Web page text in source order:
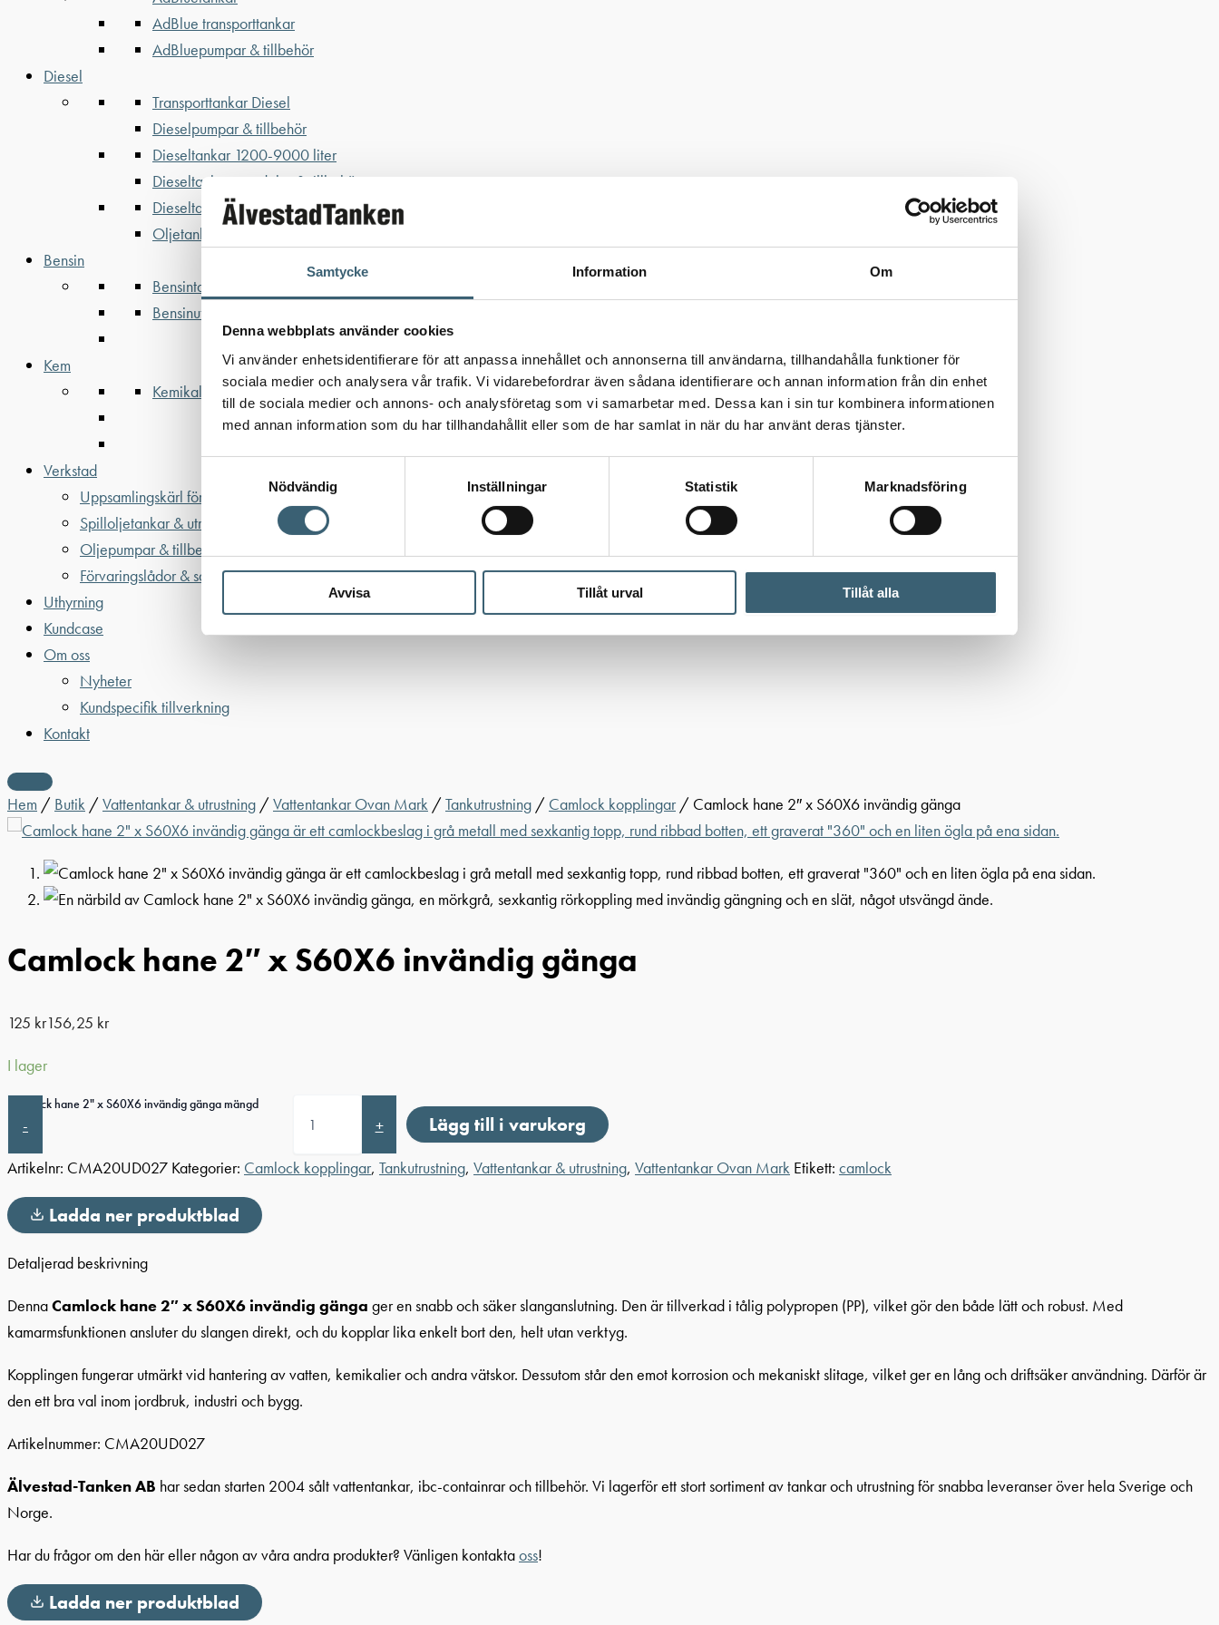
Samtycke Information Om
Denna webbplats använder cookies
Vi använder enhetsidentifierare för att anpassa innehållet och annonserna till användarna, tillhandahålla funktioner för
sociala medier och analysera vår trafik. Vi vidarebefordrar även sådana identifierare och annan information från din enhet
till de sociala medier och annons- och analysföretag som vi samarbetar med. Dessa kan i sin tur kombinera informationen
med annan information som du har tillhandahållit eller som de har samlat in när du har använt deras tjänster.
Nödvändig
Inställningar Statistik Marknadsföring
Avvisa Tillåt urval Tillåt alla
AdBlue transporttankar
AdBluepumpar & tillbehör
Diesel
Transporttankar Diesel
Dieselpumpar & tillbehör
Dieseltankar 1200-9000 liter
Dieseltank reservdelar & tillbehör
Dieseltankar ADR 500-3000 liter
Oljetankar 200-9000 liter
Bensin
Bensintankar
Bensinutrustning
Kem
Kemikalietankar
Verkstad
Uppsamlingskärl för fat & IBC
Spilloljetankar & utrustning
Oljepumpar & tillbehör
Förvaringslådor & sandlådor
Uthyrning
Kundcase
Om oss
Nyheter
Kundspecifik tillverkning
Kontakt
Hem / Butik /Vattentankar & utrustning /Vattentankar Ovan Mark /Tankutrustning / Camlock kopplingar/ Camlock hane 2″ x S60X6 invändig gänga
Camlock hane 2″ x S60X6 invändig gänga
125 kr156,25 kr
I lager
-
Camlock hane 2" x S60X6 invändig gänga mängd
+ Lägg till i varukorg
Artikelnr: CMA20UD027 Kategorier: Camlock kopplingar, Tankutrustning, Vattentankar & utrustning, Vattentankar Ovan Mark Etikett: camlock
Ladda ner produktblad
Detaljerad beskrivning
DennaCamlock hane 2″ x S60X6 invändig gänga ger en snabb och säker slanganslutning. Den är tillverkad i tålig polypropen (PP), vilket gör den både lätt och robust. Med
kamarmsfunktionen ansluter du slangen direkt, och du kopplar lika enkelt bort den, helt utan verktyg.
Kopplingen fungerar utmärkt vid hantering av vatten, kemikalier och andra vätskor. Dessutom står den emot korrosion och mekaniskt slitage, vilket ger en lång och driftsäker användning. Därför är
den ett bra val inom jordbruk, industri och bygg.
Artikelnummer: CMA20UD027
Älvestad-Tanken AB har sedan starten 2004 sålt vattentankar, ibc-containrar och tillbehör. Vi lagerför ett stort sortiment av tankar och utrustning för snabba leveranser över hela Sverige och
Norge.
Har du frågor om den här eller någon av våra andra produkter? Vänligen kontaktaoss!
Ladda ner produktblad